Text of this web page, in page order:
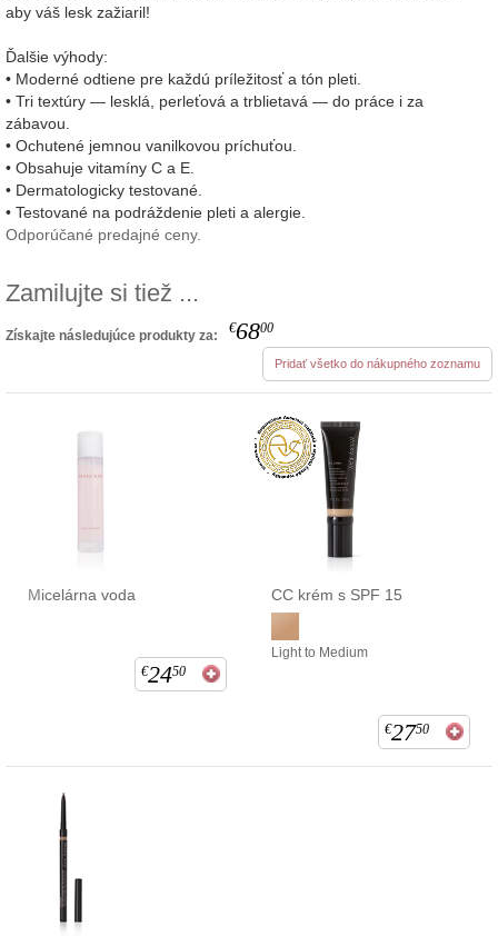
aby váš lesk zažiaril!
Ďalšie výhody:
• Moderné odtiene pre každú príležitosť a tón pleti.
• Tri textúry — lesklá, perleťová a trblietavá — do práce i za
zábavou.
• Ochutené jemnou vanilkovou príchuťou.
• Obsahuje vitamíny C a E.
• Dermatologicky testované.
• Testované na podráždenie pleti a alergie.
Odporúčané predajné ceny.
Zamilujte si tiež ...
Získajte následujúce produkty za: €6800
Pridať všetko do nákupného zoznamu
Micelárna voda
€2450
CC krém s SPF 15
Light to Medium
€2750